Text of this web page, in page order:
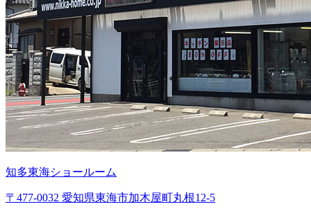
知多東海ショールーム
〒477-0032 愛知県東海市加木屋町丸根12-5